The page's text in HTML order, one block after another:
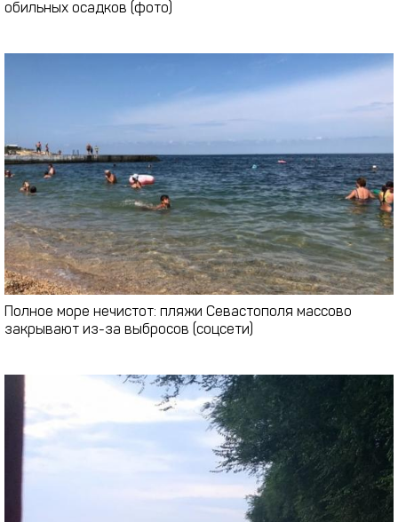
обильных осадков (фото)
Полное море нечистот: пляжи Севастополя массово
закрывают из-за выбросов (соцсети)